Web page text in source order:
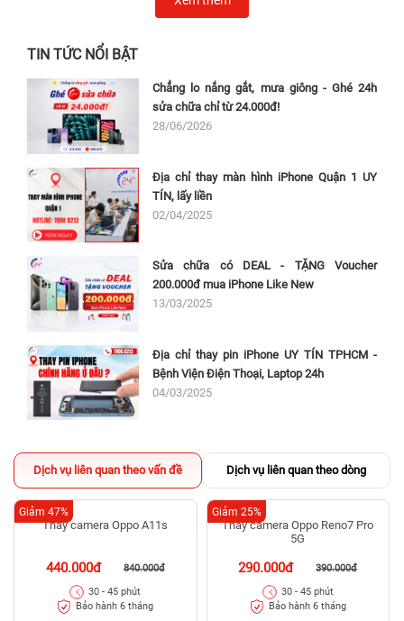
TIN TỨC NỔI BẬT
Chẳng lo nắng gắt, mưa giông - Ghé 24h
sửa chữa chỉ từ 24.000đ!
28/06/2026
Địa chỉ thay màn hình iPhone Quận 1 UY
TÍN, lấy liền
02/04/2025
Sửa chữa có DEAL - TẶNG Voucher
200.000đ mua iPhone Like New
13/03/2025
Địa chỉ thay pin iPhone UY TÍN TPHCM -
Bệnh Viện Điện Thoại, Laptop 24h
04/03/2025
Dịch vụ liên quan theo vấn đề Dịch vụ liên quan theo dòng
Thay camera Oppo A11s
440.000đ 840.000đ
Giảm 47%
30 - 45 phút
Bảo hành 6 tháng
Thay camera Oppo Reno7 Pro
5G
290.000đ 390.000đ
Giảm 25%
30 - 45 phút
Bảo hành 6 tháng